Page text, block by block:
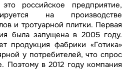
российское предприятие,
на производстве
и тротуарной плитки. Первая
была запущена в 2005 году.
продукция фабрики «Готика»
у потребителей, что спрос
Поэтому в 2012 году компания